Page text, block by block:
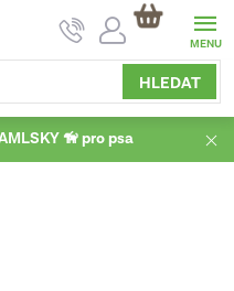
HLEDAT
NÁKUPNÍ
KOŠÍK
🦮 pro psa